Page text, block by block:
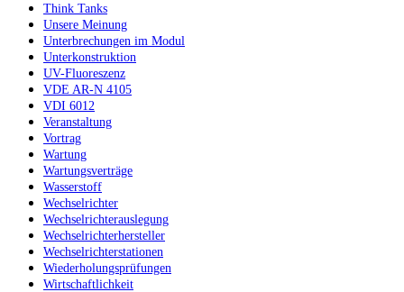
Think Tanks
Unsere Meinung
Unterbrechungen im Modul
Unterkonstruktion
UV-Fluoreszenz
VDE AR-N 4105
VDI 6012
Veranstaltung
Vortrag
Wartung
Wartungsverträge
Wasserstoff
Wechselrichter
Wechselrichterauslegung
Wechselrichterhersteller
Wechselrichterstationen
Wiederholungsprüfungen
Wirtschaftlichkeit